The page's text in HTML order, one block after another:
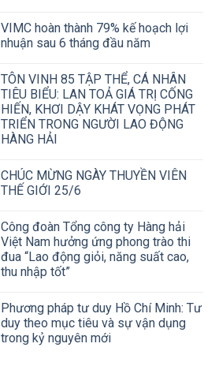
VIMC hoàn thành 79% kế hoạch lợi
nhuận sau 6 tháng đầu năm
TÔN VINH 85 TẬP THỂ, CÁ NHÂN
TIÊU BIỂU: LAN TOẢ GIÁ TRỊ CỐNG
HIẾN, KHƠI DẬY KHÁT VỌNG PHÁT
TRIỂN TRONG NGƯỜI LAO ĐỘNG
HÀNG HẢI
CHÚC MỪNG NGÀY THUYỀN VIÊN
THẾ GIỚI 25/6
Công đoàn Tổng công ty Hàng hải
Việt Nam hưởng ứng phong trào thi
đua “Lao động giỏi, năng suất cao,
thu nhập tốt”
Phương pháp tư duy Hồ Chí Minh: Tư
duy theo mục tiêu và sự vận dụng
trong kỷ nguyên mới